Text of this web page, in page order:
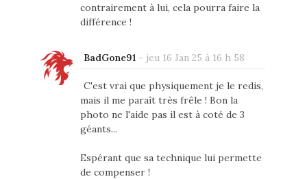
contrairement à lui, cela pourra faire la
différence !
BadGone91 - jeu 16 Jan 25 à 16 h 58
C'est vrai que physiquement je le redis,
mais il me paraît très frêle ! Bon la
photo ne l'aide pas il est à coté de 3
géants...
Espérant que sa technique lui permette
de compenser !